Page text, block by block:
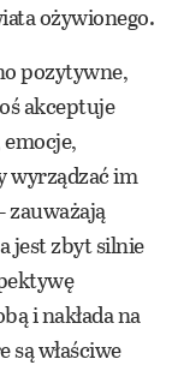
ożywionego.
pozytywne,
akceptuje
wyrządzać im
zauważają
jest zbyt silnie
i nakłada na
właściwe